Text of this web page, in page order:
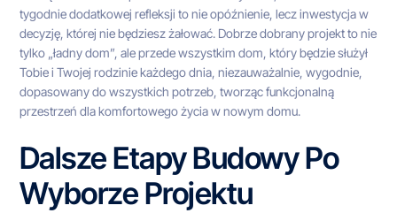
tygodnie dodatkowej refleksji to nie opóźnienie, lecz inwestycja w
decyzję, której nie będziesz żałować. Dobrze dobrany projekt to nie
tylko „ładny dom”, ale przede wszystkim dom, który będzie służył
Tobie i Twojej rodzinie każdego dnia, niezauważalnie, wygodnie,
dopasowany do wszystkich potrzeb, tworząc funkcjonalną
przestrzeń dla komfortowego życia w nowym domu.
Dalsze Etapy Budowy Po
Wyborze Projektu